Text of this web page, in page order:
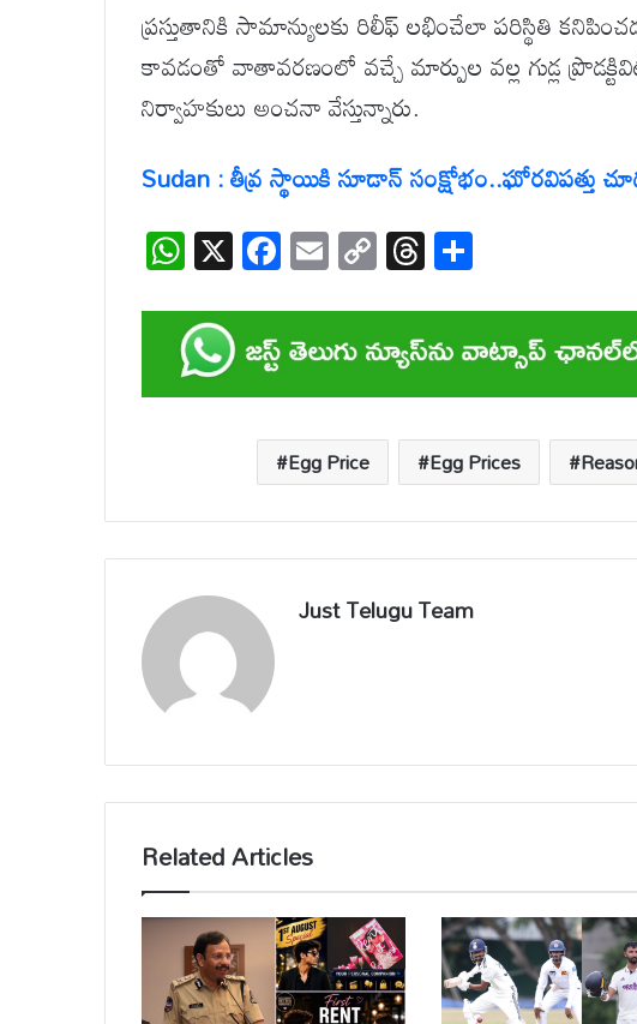
ప్రస్తుతానికి సామాన్యులకు రిలీఫ్ లభించేలా పరిస్థితి
కావడంతో వాతావరణంలో వచ్చే మార్పుల వల్ల గుడ్ల
నిర్వాహకులు అంచనా వేస్తున్నారు.
Sudan : తీవ్ర స్థాయికి సూడాన్ సంక్షోభం..ఘోరవిపత్తు
W
h
at
s
A
X F
ac
e
b
o
o
k
E
m
ail
C
o
p
y
Li
n
k
T
hr
e
a
d
s
ar
e
Egg Price Egg Prices
Just Telugu Team
Related Articles